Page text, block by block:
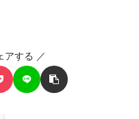
アする ／